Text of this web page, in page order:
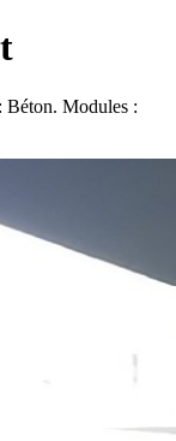
Béton. Modules :